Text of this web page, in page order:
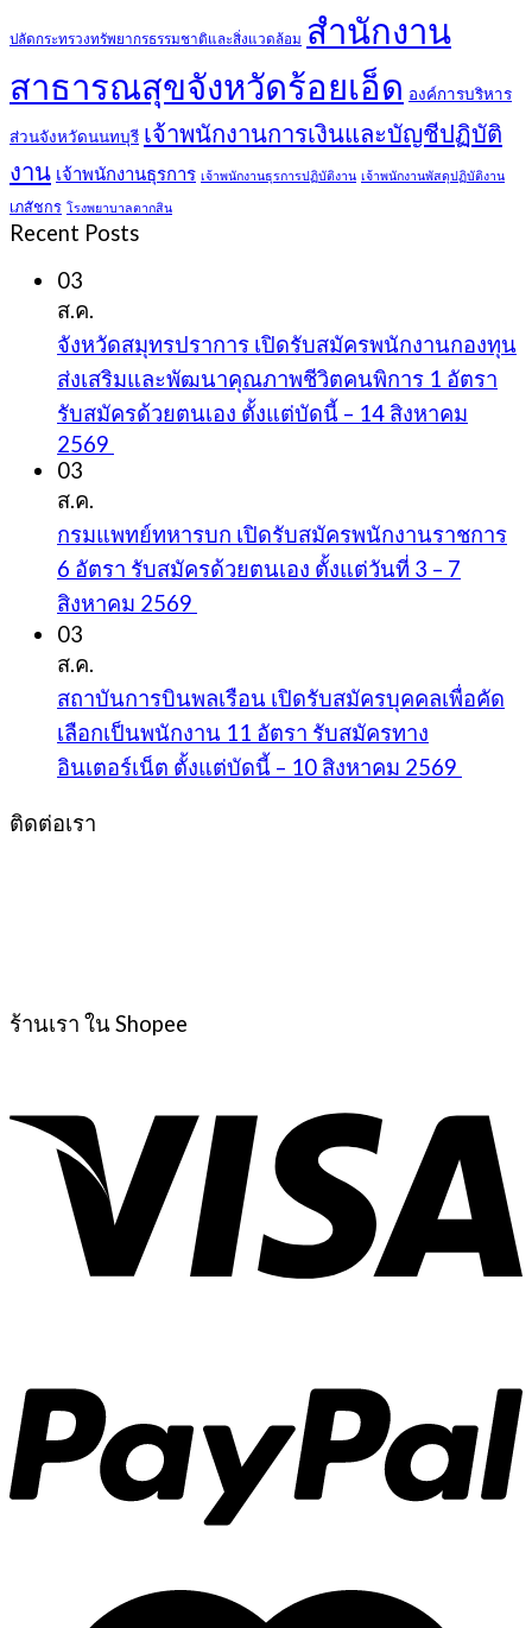
ปลัดกระทรวงทรัพยากรธรรมชาติและสิ่งแวดล้อม สำนักงาน
สาธารณสุขจังหวัดร้อยเอ็ด องค์การบริหาร
ส่วนจังหวัดนนทบุรี เจ้าพนักงานการเงินและบัญชีปฏิบัติ
งาน เจ้าพนักงานธุรการ เจ้าพนักงานธุรการปฏิบัติงาน เจ้าพนักงานพัสดุปฏิบัติงาน
เภสัชกร โรงพยาบาลตากสิน
Recent Posts
03
ส.ค.
จังหวัดสมุทรปราการ เปิดรับสมัครพนักงานกองทุน
ส่งเสริมและพัฒนาคุณภาพชีวิตคนพิการ 1 อัตรา
รับสมัครด้วยตนเอง ตั้งแต่บัดนี้ – 14 สิงหาคม
2569
03
ส.ค.
กรมแพทย์ทหารบก เปิดรับสมัครพนักงานราชการ
6 อัตรา รับสมัครด้วยตนเอง ตั้งแต่วันที่ 3 – 7
สิงหาคม 2569
03
ส.ค.
สถาบันการบินพลเรือน เปิดรับสมัครบุคคลเพื่อคัด
เลือกเป็นพนักงาน 11 อัตรา รับสมัครทาง
อินเตอร์เน็ต ตั้งแต่บัดนี้ – 10 สิงหาคม 2569
ติดต่อเรา
ร้านเรา ใน Shopee